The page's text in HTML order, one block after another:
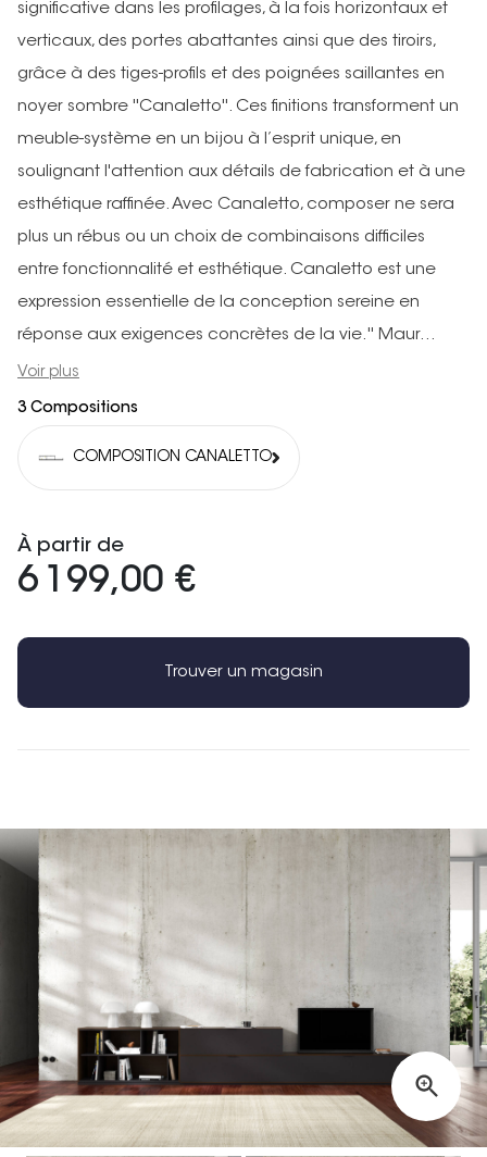
significative dans les profilages, à la fois horizontaux et
verticaux, des portes abattantes ainsi que des tiroirs,
grâce à des tiges-profils et des poignées saillantes en
noyer sombre ''Canaletto''. Ces finitions transforment un
meuble-système en un bijou à l’esprit unique, en
soulignant l'attention aux détails de fabrication et à une
esthétique raffinée. Avec Canaletto, composer ne sera
plus un rébus ou un choix de combinaisons difficiles
entre fonctionnalité et esthétique. Canaletto est une
expression essentielle de la conception sereine en
réponse aux exigences concrètes de la vie.'' Maur...
Voir plus
3 Compositions
COMPOSITION CANALETTO
À partir de
6 199,00 €
Trouver un magasin